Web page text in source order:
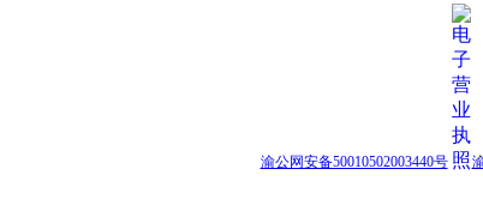
渝公网安备50010502003440号